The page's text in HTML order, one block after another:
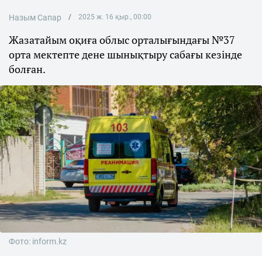
Назым Сапар 2025 ж. 16 қыр., 00:00
Жазатайым оқиға облыс орталығындағы №37
орта мектепте дене шынықтыру сабағы кезінде
болған.
Фото: inform.kz